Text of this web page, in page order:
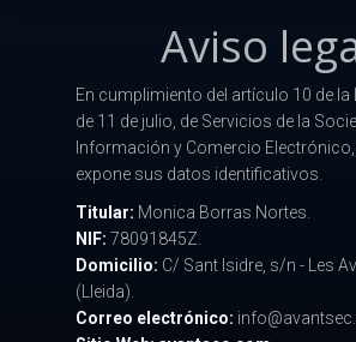
Aviso
En cumplimiento del artículo 10 de la
de 11 de julio, de Servicios de la
Información y Comercio
expone sus datos identificativos.
Titular: Monica Borras Nortes.
NIF: 78091845Z.
Domicilio: C/ Sant Isidre, s/n - Les
(Lleida).
Correo electrónico: